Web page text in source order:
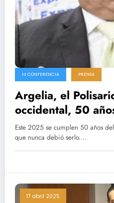
III CONFERENCIA PRENSA
Argelia, el
occidental, 50
Este 2025 se cumplen 50 años
que nunca debió serlo.…
17 abril 2025